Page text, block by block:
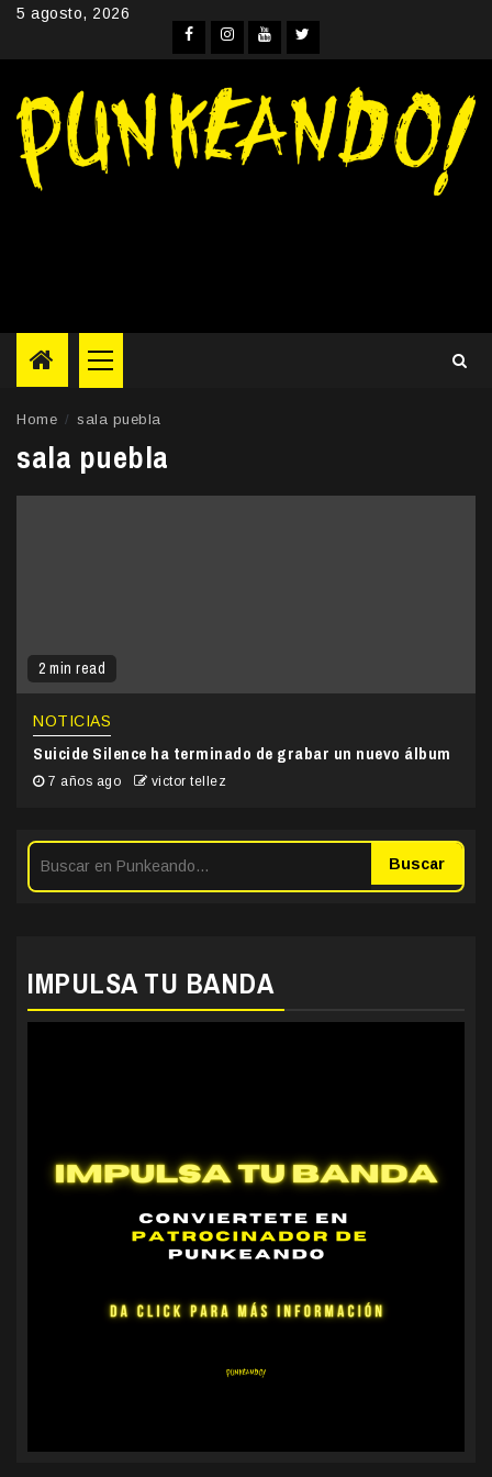
Skip5 agosto, 2026
Facebook
Instagram
YouTubeTwitter
Primary
Menu
Home sala puebla
sala puebla
2 min read
NOTICIAS
Suicide Silence ha terminado de grabar un nuevo álbum
7 años ago victor tellez
Buscar
IMPULSA TU BANDA